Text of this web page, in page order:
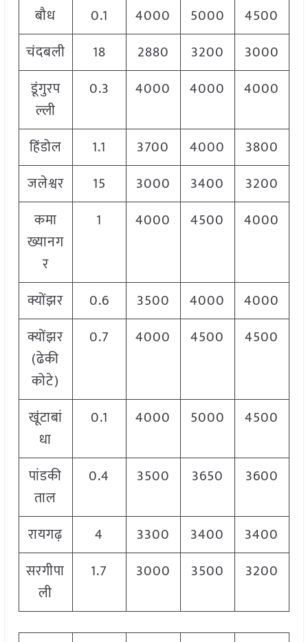
बौध 0.1 4000 5000
4500
चंदबली
18 2880 3200
3000
डूंगुरप
ल्ली
0.3 4000 4000 4000
हिंडोल 1.1 3700 4000
3800
जलेश्वर
15 3000 3400
3200
कमा
ख्यानग
र
1 4000 4500 4000
क्योंझर 0.6 3500 4000
4000
क्योंझर
(ढेकी
कोटे)
0.7 4000 4500 4500
खूंटाबां
धा
0.1 4000 5000 4500
पांडकी
ताल
0.4 3500 3650 3600
रायगढ़ 4 3300 3400
3400
सरगीपा
ली
1.7 3000 3500 3200